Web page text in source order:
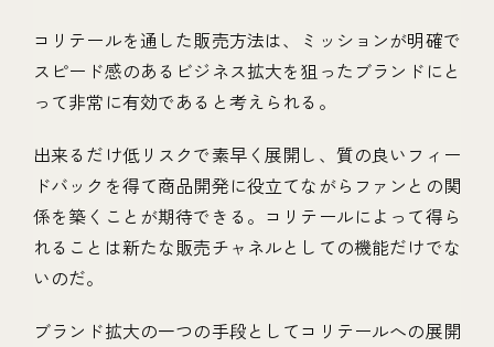
コリテールを通した販売方法は、ミッションが明確で
スピード感のあるビジネス拡大を狙ったブランドにと
って非常に有効であると考えられる。
出来るだけ低リスクで素早く展開し、質の良いフィー
ドバックを得て商品開発に役立てながらファンとの関
係を築くことが期待できる。コリテールによって得ら
れることは新たな販売チャネルとしての機能だけでな
いのだ。
ブランド拡大の一つの手段としてコリテールへの展開